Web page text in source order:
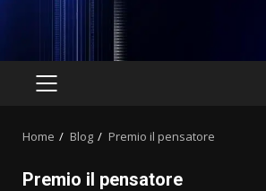
PRIMARY
Home Blog Premio il pensatore
Premio il pensatore